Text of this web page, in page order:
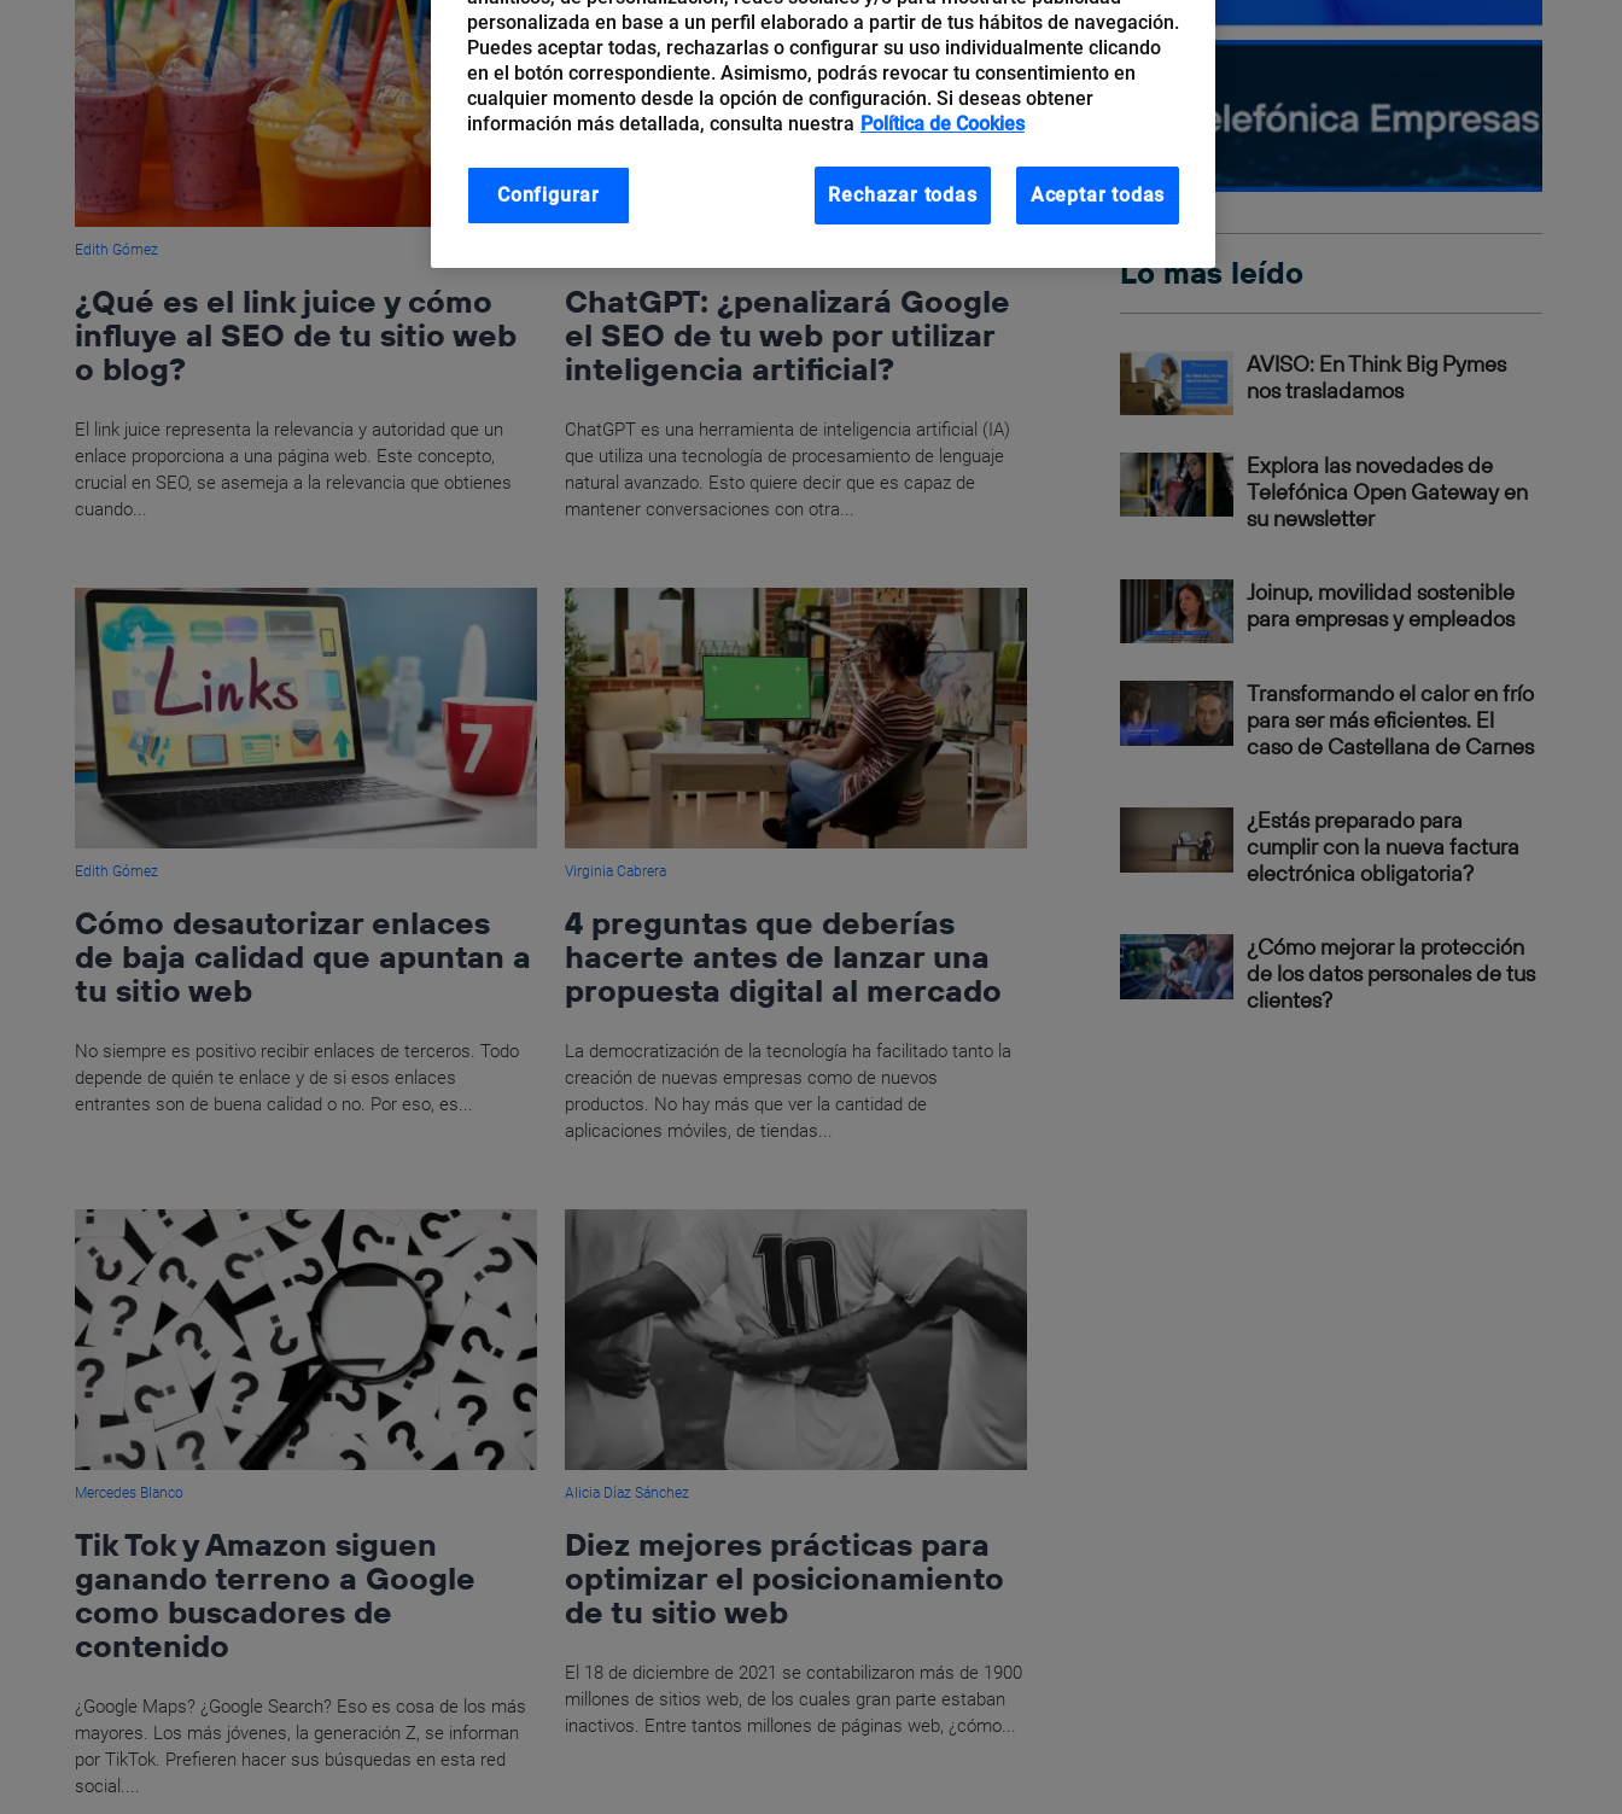
Edith Gómez
¿Qué es el link juice y cómo
influye al SEO de tu sitio web
o blog?
El link juice representa la relevancia y autoridad que un
enlace proporciona a una página web. Este concepto,
crucial en SEO, se asemeja a la relevancia que obtienes
cuando...
ChatGPT: ¿penalizará Google
el SEO de tu web por utilizar
inteligencia artificial?
ChatGPT es una herramienta de inteligencia artificial (IA)
que utiliza una tecnología de procesamiento de lenguaje
natural avanzado. Esto quiere decir que es capaz de
mantener conversaciones con otra...
Edith Gómez
Cómo desautorizar enlaces
de baja calidad que apuntan a
tu sitio web
No siempre es positivo recibir enlaces de terceros. Todo
depende de quién te enlace y de si esos enlaces
entrantes son de buena calidad o no. Por eso, es...
Virginia Cabrera
4 preguntas que deberías
hacerte antes de lanzar una
propuesta digital al mercado
La democratización de la tecnología ha facilitado tanto la
creación de nuevas empresas como de nuevos
productos. No hay más que ver la cantidad de
aplicaciones móviles, de tiendas...
Mercedes Blanco
Tik Tok y Amazon siguen
ganando terreno a Google
como buscadores de
contenido
¿Google Maps? ¿Google Search? Eso es cosa de los más
mayores. Los más jóvenes, la generación Z, se informan
por TikTok. Prefieren hacer sus búsquedas en esta red
social....
Alicia Díaz Sánchez
Diez mejores prácticas para
optimizar el posicionamiento
de tu sitio web
El 18 de diciembre de 2021 se contabilizaron más de 1900
millones de sitios web, de los cuales gran parte estaban
inactivos. Entre tantos millones de páginas web, ¿cómo...
Lo más leído
AVISO: En Think Big Pymes
nos trasladamos
Explora las novedades de
Telefónica Open Gateway en
su newsletter
Joinup, movilidad sostenible
para empresas y empleados
Transformando el calor en frío
para ser más eficientes. El
caso de Castellana de Carnes
¿Estás preparado para
cumplir con la nueva factura
electrónica obligatoria?
¿Cómo mejorar la protección
de los datos personales de tus
clientes?
personalizada en base a un perfil elaborado a partir de tus hábitos de navegación.
Puedes aceptar todas, rechazarlas o configurar su uso individualmente clicando
en el botón correspondiente. Asimismo, podrás revocar tu consentimiento en
cualquier momento desde la opción de configuración. Si deseas obtener
información más detallada, consulta nuestra Política de Cookies
Rechazar todas Aceptar todas
Configurar